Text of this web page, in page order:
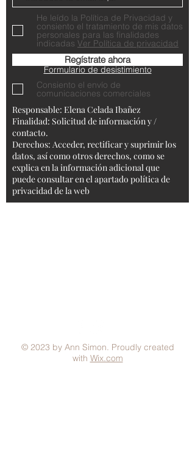
He leído la Política de Privacidad y
consiento el tratamiento de mis datos
personales para las finalidades
indicadas Ver Política de privacidad
Regístrate ahora
Consiento el envío de
comunicaciones comerciales
Responsable: Elena Celada Ibañez
Finalidad: Solicitud de información y /
contacto.
Derechos: Acceder, rectificar y suprimir los
datos, así como otros derechos, como se
explica en la información adicional que
puede consultar en el apartado política de
privacidad de la web
Formulario de desistimiento
© 2023 by Ann Simon. Proudly created
with Wix.com